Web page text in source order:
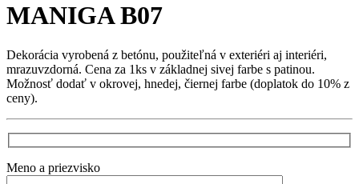
MANIGA B07
Dekorácia vyrobená z betónu, použiteľná v exteriéri aj interiéri,
mrazuvzdorná. Cena za 1ks v základnej sivej farbe s patinou.
Možnosť dodať v okrovej, hnedej, čiernej farbe (doplatok do 10% z
ceny).
Meno a priezvisko